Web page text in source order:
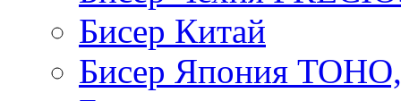
Бисер Китай
Бисер Япония